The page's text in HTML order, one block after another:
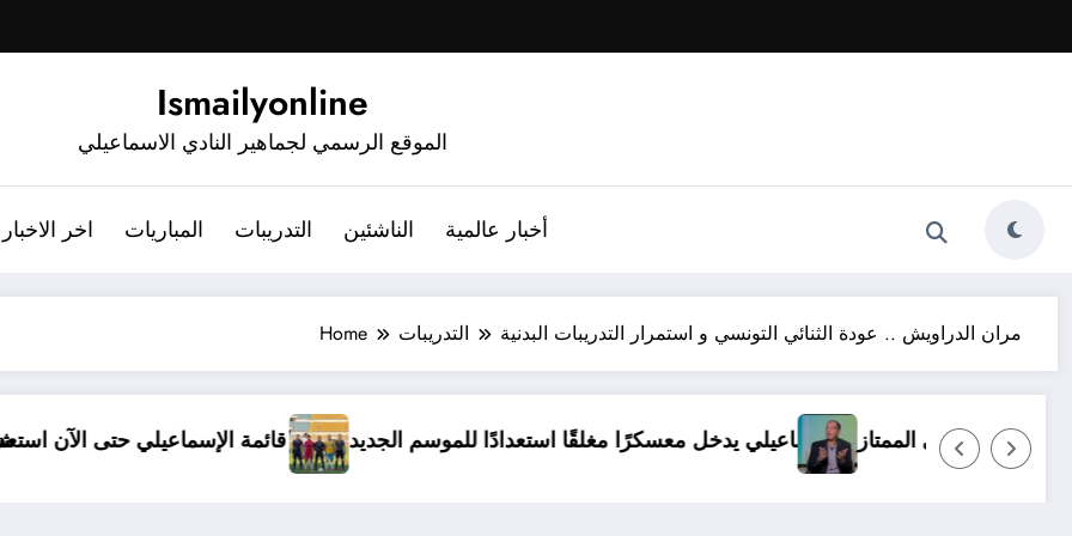
Ismailyonline
الموقع الرسمي لجماهير النادي الاسماعيلي
اخر الاخبار المباريات التدريبات الناشئين أخبار عالمية
Home التدريبات مران الدراويش .. عودة الثنائي التونسي و استمرار التدريبات البدنية
قائمة الإسماعيلي يدخل معسكرًا مغلقًا استعدادًا للموسم الجديد ظروف.. ولا بديل عن العودة للدوري الممتاز